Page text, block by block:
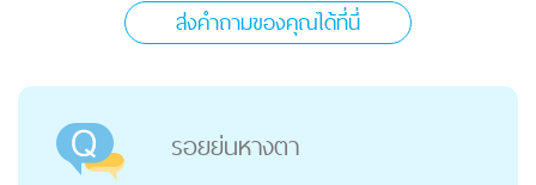
ส่งคำถามของคุณได้ที่นี่
รอยย่นหางตา